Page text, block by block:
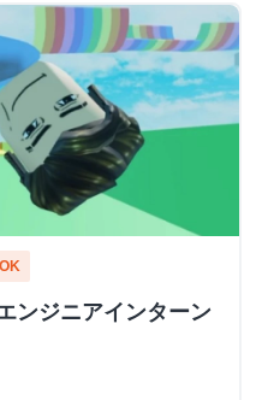
ンジニアインターン